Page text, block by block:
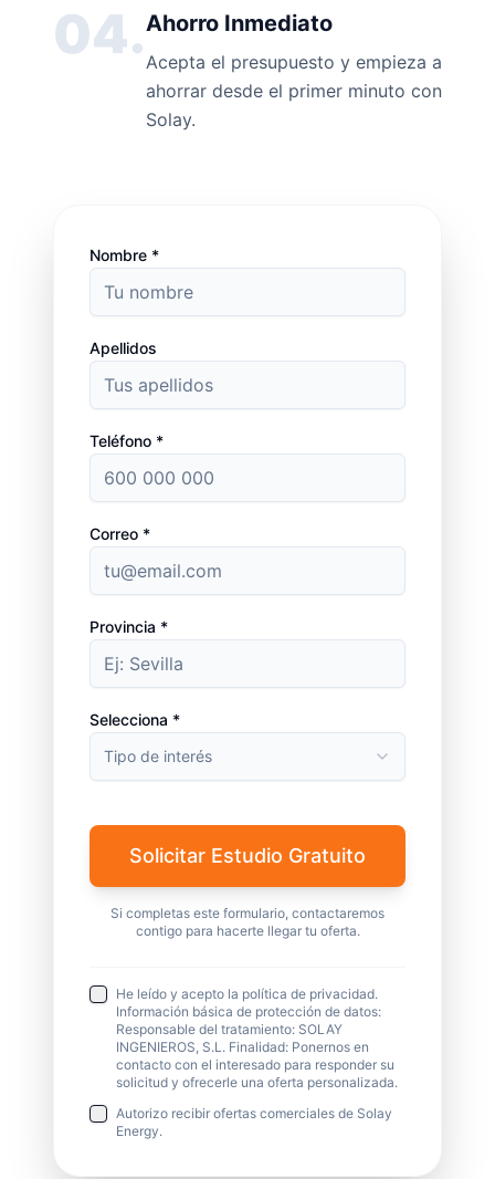
04.Ahorro Inmediato
Acepta el presupuesto y empieza a
ahorrar desde el primer minuto con
Solay.
Nombre *
Apellidos
Teléfono *
Correo *
Provincia *
Selecciona *
Tipo de interés
Solicitar Estudio Gratuito
Si completas este formulario, contactaremos
contigo para hacerte llegar tu oferta.
He leído y acepto la política de privacidad.
Información básica de protección de datos:
Responsable del tratamiento: SOLAY
INGENIEROS, S.L. Finalidad: Ponernos en
contacto con el interesado para responder su
solicitud y ofrecerle una oferta personalizada.
Autorizo recibir ofertas comerciales de Solay
Energy.